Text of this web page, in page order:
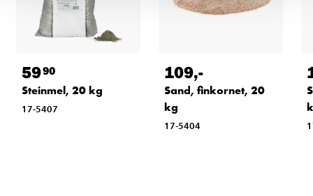
5990
Steinmel, 20 kg
17-5407
109,-
Sand, finkornet, 20
kg
17-5404